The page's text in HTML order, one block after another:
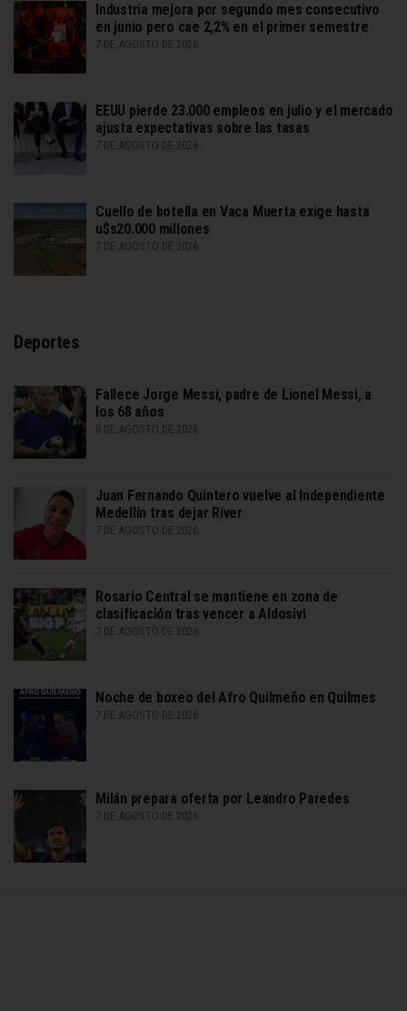
Industria mejora por segundo mes consecutivo
en junio pero cae 2,2% en el primer semestre
7 DE AGOSTO DE 2026
EEUU pierde 23.000 empleos en julio y el mercado
ajusta expectativas sobre las tasas
7 DE AGOSTO DE 2026
Cuello de botella en Vaca Muerta exige hasta
u$s20.000 millones
7 DE AGOSTO DE 2026
Deportes
Fallece Jorge Messi, padre de Lionel Messi, a
los 68 años
8 DE AGOSTO DE 2026
Juan Fernando Quintero vuelve al Independiente
Medellín tras dejar River
7 DE AGOSTO DE 2026
Rosario Central se mantiene en zona de
clasificación tras vencer a Aldosivi
7 DE AGOSTO DE 2026
Noche de boxeo del Afro Quilmeño en Quilmes
7 DE AGOSTO DE 2026
Milán prepara oferta por Leandro Paredes
7 DE AGOSTO DE 2026